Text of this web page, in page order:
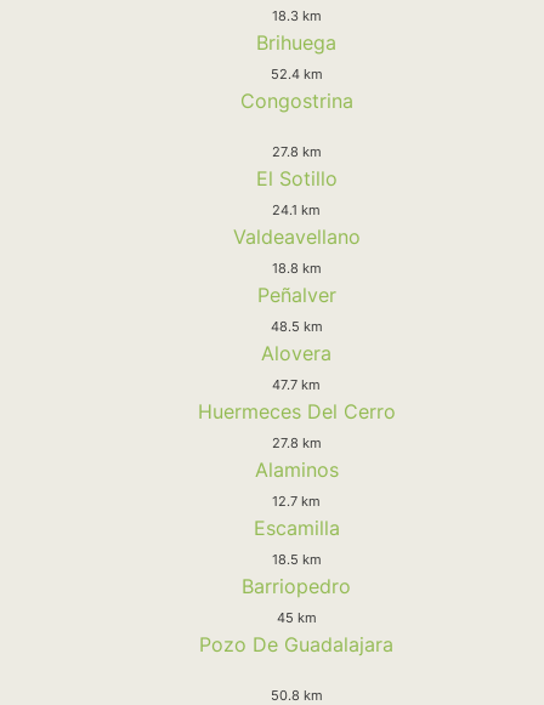
18.3 km
Brihuega
52.4 km
Congostrina
27.8 km
El Sotillo
24.1 km
Valdeavellano
18.8 km
Peñalver
48.5 km
Alovera
47.7 km
Huermeces Del Cerro
27.8 km
Alaminos
12.7 km
Escamilla
18.5 km
Barriopedro
45 km
Pozo De Guadalajara
50.8 km